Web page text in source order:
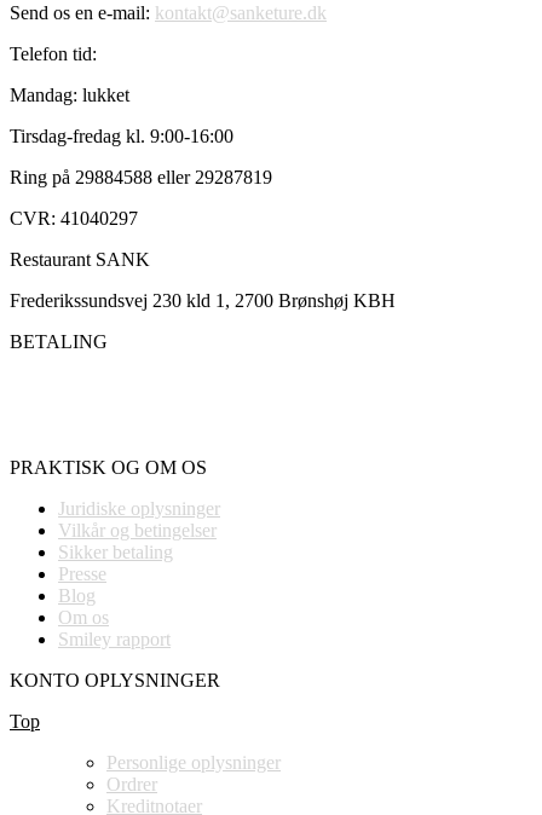
Send os en e-mail: kontakt@sanketure.dk
Telefon tid:
Mandag: lukket
Tirsdag-fredag kl. 9:00-16:00
Ring på 29884588 eller 29287819
CVR: 41040297
Restaurant SANK
Frederikssundsvej 230 kld 1, 2700 Brønshøj KBH
BETALING
PRAKTISK OG OM OS
Juridiske oplysninger
Vilkår og betingelser
Sikker betaling
Presse
Blog
Om os
Smiley rapport
KONTO OPLYSNINGER
Top
Personlige oplysninger
Ordrer
Kreditnotaer